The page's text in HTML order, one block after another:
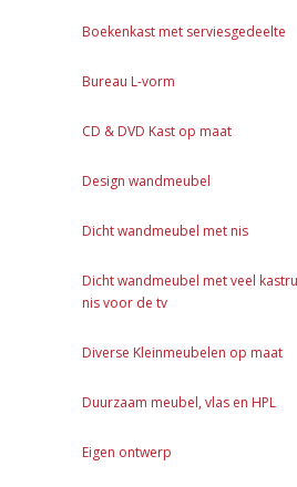
Boekenkast met serviesgedeelte
Bureau L-vorm
CD & DVD Kast op maat
Design wandmeubel
Dicht wandmeubel met nis
Dicht wandmeubel met veel
nis voor de tv
Diverse Kleinmeubelen op maat
Duurzaam meubel, vlas en HPL
Eigen ontwerp